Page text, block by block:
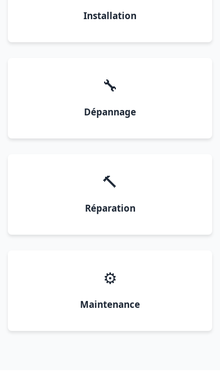
Installation
🔧
Dépannage
🔨
Réparation
⚙️
Maintenance